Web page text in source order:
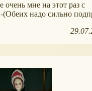
мне на этот раз с
(Обеих надо сильно